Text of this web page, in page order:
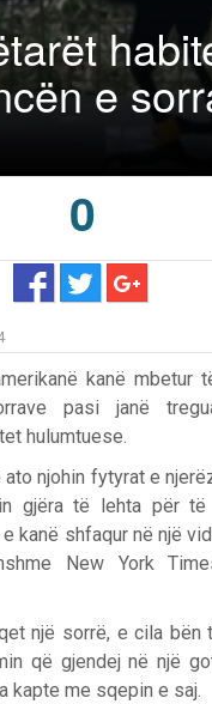
e
0
kanë mbetur
pasi janë
hulumtuese.
njohin fytyrat e
gjëra të lehta për
kanë shfaqur në një
New York
një sorrë, e cila bën
që gjendej në një
kapte me sqepin e saj.